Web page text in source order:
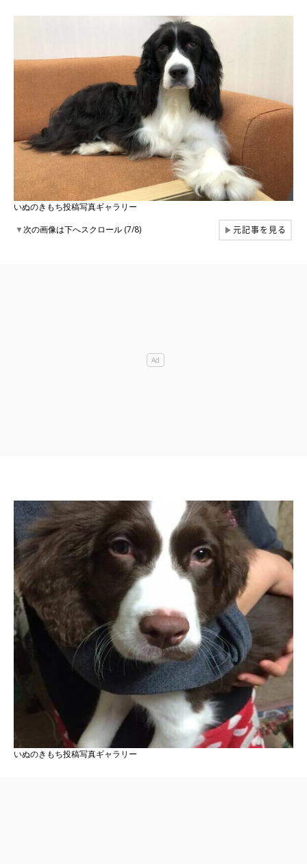
いぬのきもち投稿写真ギャラリー
▼次の画像は下へスクロール (7/8) ▶元記事を見る
いぬのきもち投稿写真ギャラリー